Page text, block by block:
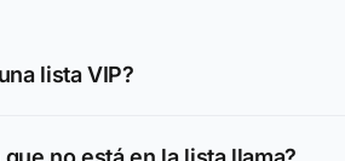
lista VIP?